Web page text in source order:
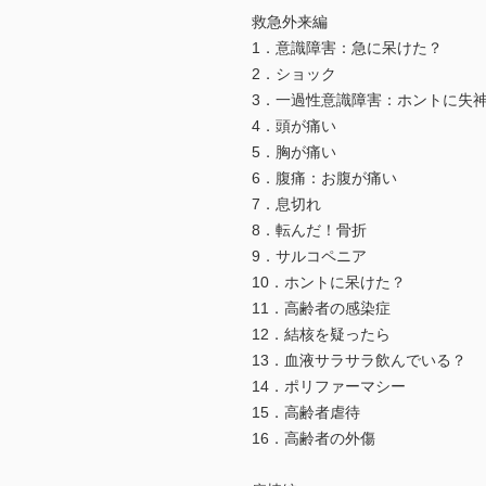
救急外来編
1．意識障害：急に呆けた？
2．ショック
3．一過性意識障害：ホントに失
4．頭が痛い
5．胸が痛い
6．腹痛：お腹が痛い
7．息切れ
8．転んだ！骨折
9．サルコペニア
10．ホントに呆けた？
11．高齢者の感染症
12．結核を疑ったら
13．血液サラサラ飲んでいる？
14．ポリファーマシー
15．高齢者虐待
16．高齢者の外傷